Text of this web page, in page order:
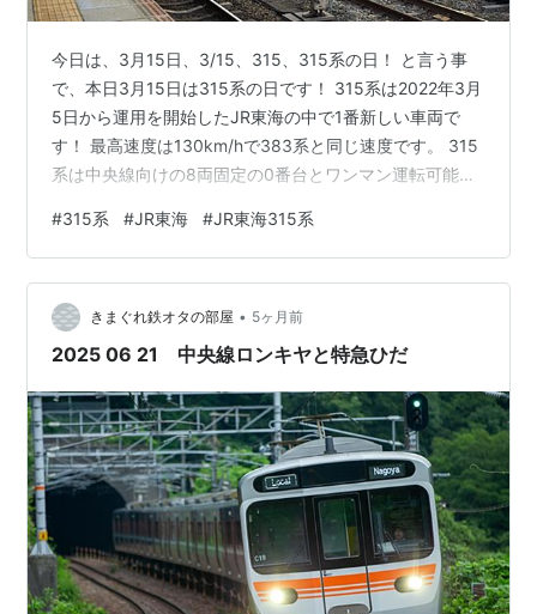
今日は、3月15日、3/15、315、315系の日！ と言う事
で、本日3月15日は315系の日です！ 315系は2022年3月
5日から運用を開始したJR東海の中で1番新しい車両で
す！ 最高速度は130km/hで383系と同じ速度です。 315
系は中央線向けの8両固定の0番台とワンマン運転可能な
編成315系0番台 ↑ワンマン運転可能な315系3000番台
315系は、0番台、3000番台どちらともオールロングシ
ートになっています！ また315系は非常用蓄電装置が設
置されているので地震が起きて停電した時鉄橋などの危
ないところに止まってしまって…
#315系 #JR東海 #JR東海315系
きまぐれ鉄オタの部屋 • 5ヶ月前
2025 06 21 中央線ロンキヤと特急ひだ